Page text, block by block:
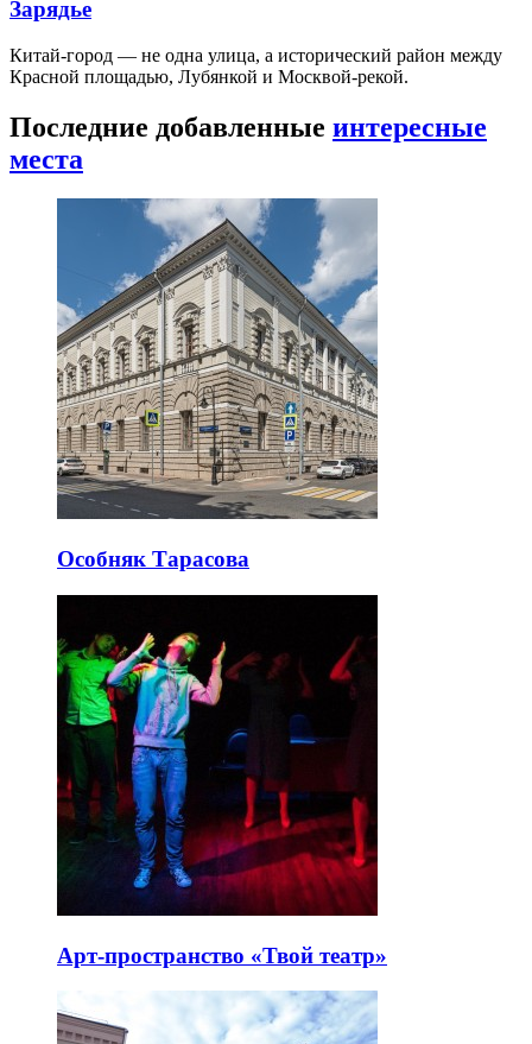
Зарядье
Китай-город — не одна улица, а исторический район между
Красной площадью, Лубянкой и Москвой-рекой.
Последние добавленные интересные
места
Особняк Тарасова
Арт-пространство «Твой театр»